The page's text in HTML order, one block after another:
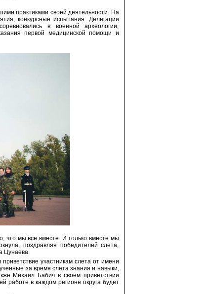
практиками своей деятельности. На
конкурсные испытания. Делегации
в военной археологии,
первой медицинской помощи и
что мы все вместе. И только вместе мы
поздравляя победителей слета,
Цунаева.
участникам слета от имени
за время слета знания и навыки,
Михаил Бабич в своем приветствии
работе в каждом регионе округа будет